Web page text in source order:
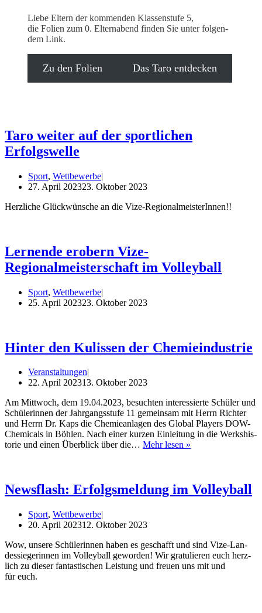
Lie­be Eltern der kom­men­den Klas­sen­stu­fe 5,
die Foli­en zum 0. Eltern­abend fin­den Sie unter fol­gen­
dem Link.
Zu den Folien Das Taro entdecken
Taro weiter auf der sportlichen
Erfolgswelle
Sport, Wettbewerbe
27. April 202323. Oktober 2023
Herz­li­che Glück­wün­sche an die Vize-RegionalmeisterInnen!!
Lernende erobern Vize-
Regionalmeisterschaft im Volleyball
Sport, Wettbewerbe
25. April 202323. Oktober 2023
Hinter den Kulissen der Chemieindustrie
Veranstaltungen
22. April 202313. Oktober 2023
Am Mitt­woch, dem 19.04.2023, besuch­ten inter­es­sier­te Schü­ler und
Schü­le­rin­nen der Jahr­gangs­stu­fe 11 gemein­sam mit Herrn Rich­ter
und Herrn Dr. Kaps die Che­mie­an­la­gen des Glo­bal Play­ers DOW-
Che­­mi­­cals in Böh­len. Nach einer kur­zen Ein­lei­tung in die Werks­his­
to­rie und einen Über­blick über die… Mehr lesen »
sen
der
Newsflash: Erfolgsmeldung im Volleyball
Sport, Wettbewerbe
20. April 202312. Oktober 2023
Wow, unse­re Schü­le­rin­nen haben es geschafft und sind Vize-Lan­­
des­­sie­­ge­rin­­nen im Vol­ley­ball gewor­den! Wir gra­tu­lie­ren euch herz­
lich zu die­ser fan­tas­ti­schen Leis­tung und freu­en uns mit und
für euch.